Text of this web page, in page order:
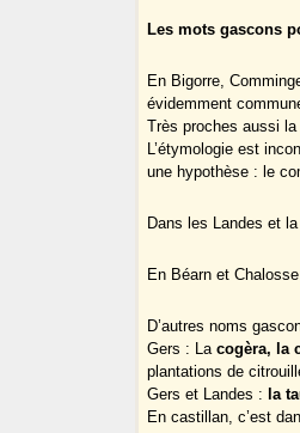
Les mots gascons
En Bigorre,
évidemment
Très proches aussi
L’étymologie est
une hypothèse : le
Dans les Landes et
En Béarn et
D’autres noms
Gers : Lacogèra, la
plantations de
Gers et Landes : la
En castillan, c’est